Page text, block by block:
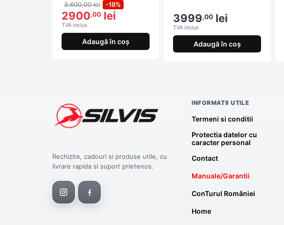
3.600,00 lei -19%
2900,00 lei
TVA inclus
Adaugă în coș
3999,00 lei
TVA inclus
Adaugă în coș
Rechizite, cadouri si produse utile, cu
livrare rapida si suport prietenos.
INFORMATII UTILE
Termeni si conditii
Protectia datelor cu
caracter personal
Contact
Manuale/Garantii
ConTurul României
Home